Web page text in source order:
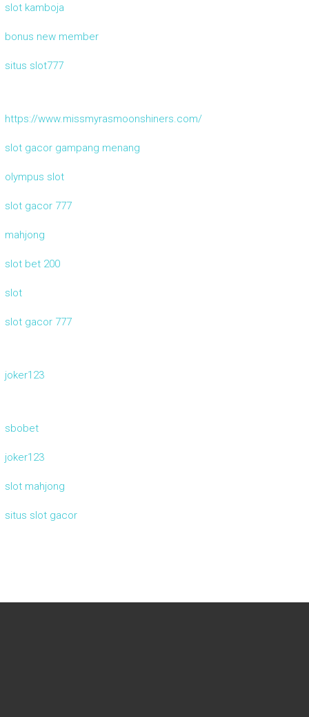
slot kamboja
bonus new member
situs slot777
https://www.missmyrasmoonshiners.com/
slot gacor gampang menang
olympus slot
slot gacor 777
mahjong
slot bet 200
slot
slot gacor 777
joker123
sbobet
joker123
slot mahjong
situs slot gacor